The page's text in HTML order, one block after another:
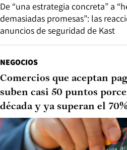
De “una estrategia concreta” a
demasiadas promesas”: las
anuncios de seguridad de Kast
NEGOCIOS
Comercios que aceptan
suben casi 50 puntos
década y ya superan el